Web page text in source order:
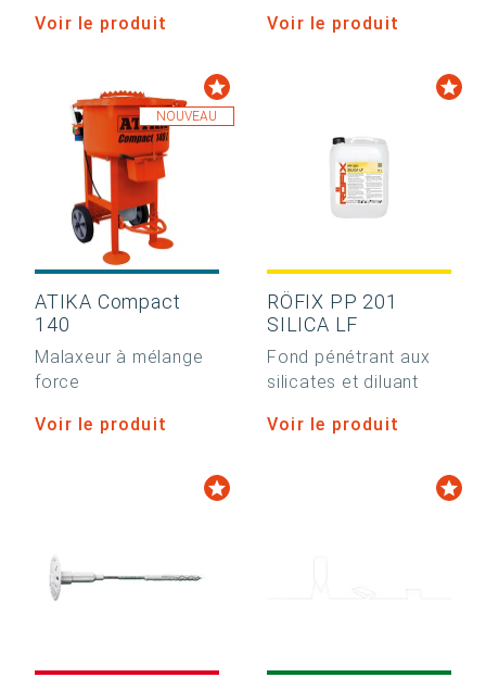
Voir le produit Voir le produit
NOUVEAU
ATIKA Compact
140
Malaxeur à mélange
force
Voir le produit
RÖFIX PP 201
SILICA LF
Fond pénétrant aux
silicates et diluant
Voir le produit